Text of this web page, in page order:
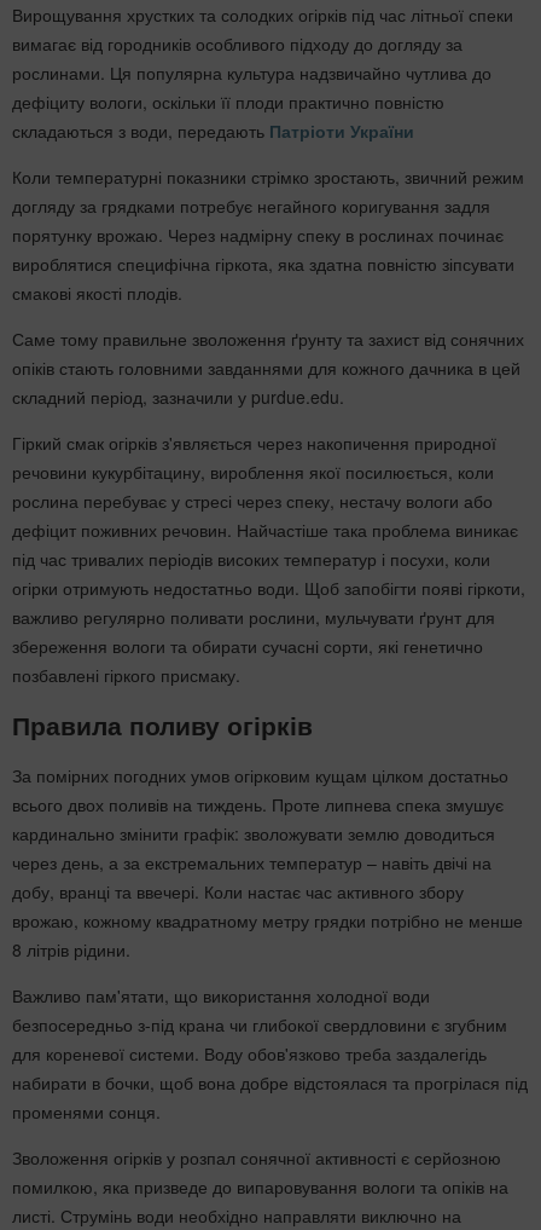
Вирощування хрустких та солодких огірків під час літньої спеки
вимагає від городників особливого підходу до догляду за
рослинами. Ця популярна культура надзвичайно чутлива до
дефіциту вологи, оскільки її плоди практично повністю
складаються з води, передають Патріоти України
Коли температурні показники стрімко зростають, звичний режим
догляду за грядками потребує негайного коригування задля
порятунку врожаю. Через надмірну спеку в рослинах починає
вироблятися специфічна гіркота, яка здатна повністю зіпсувати
смакові якості плодів.
Саме тому правильне зволоження ґрунту та захист від сонячних
опіків стають головними завданнями для кожного дачника в цей
складний період, зазначили у purdue.edu.
Гіркий смак огірків з'являється через накопичення природної
речовини кукурбітацину, вироблення якої посилюється, коли
рослина перебуває у стресі через спеку, нестачу вологи або
дефіцит поживних речовин. Найчастіше така проблема виникає
під час тривалих періодів високих температур і посухи, коли
огірки отримують недостатньо води. Щоб запобігти появі гіркоти,
важливо регулярно поливати рослини, мульчувати ґрунт для
збереження вологи та обирати сучасні сорти, які генетично
позбавлені гіркого присмаку.
Правила поливу огірків
За помірних погодних умов огірковим кущам цілком достатньо
всього двох поливів на тиждень. Проте липнева спека змушує
кардинально змінити графік: зволожувати землю доводиться
через день, а за екстремальних температур – навіть двічі на
добу, вранці та ввечері. Коли настає час активного збору
врожаю, кожному квадратному метру грядки потрібно не менше
8 літрів рідини.
Важливо пам'ятати, що використання холодної води
безпосередньо з-під крана чи глибокої свердловини є згубним
для кореневої системи. Воду обов'язково треба заздалегідь
набирати в бочки, щоб вона добре відстоялася та прогрілася під
променями сонця.
Зволоження огірків у розпал сонячної активності є серйозною
помилкою, яка призведе до випаровування вологи та опіків на
листі. Струмінь води необхідно направляти виключно на